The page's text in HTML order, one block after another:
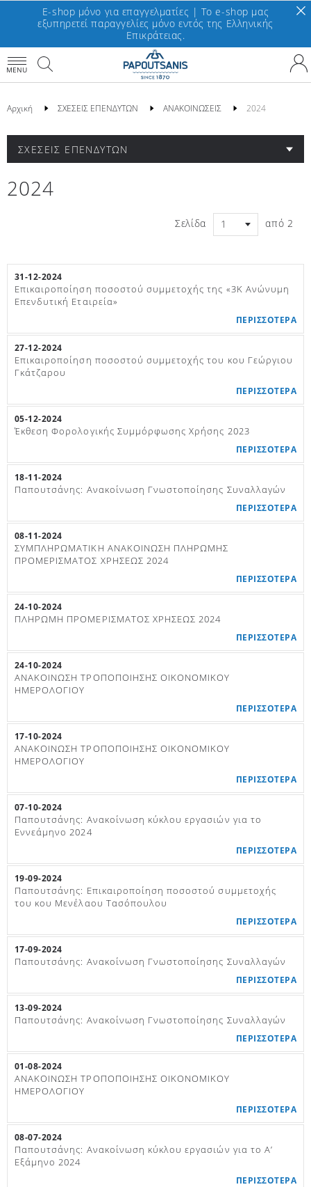
E-shop μόνο για επαγγελματίες | To e-shop μας
εξυπηρετεί παραγγελίες μόνο εντός της Ελληνικής
Επικράτειας.
MENU
Αρχική ΣΧΕΣΕΙΣ ΕΠΕΝΔΥΤΩΝ ΑΝΑΚΟΙΝΩΣΕΙΣ 2024
ΣΧΕΣΕΙΣ ΕΠΕΝΔΥΤΩΝ
2024
Σελίδα από 2
31-12-2024
Επικαιροποίηση ποσοστού συμμετοχής της «3K Ανώνυμη
Επενδυτική Εταιρεία»
ΠΕΡΙΣΣΟΤΕΡΑ
27-12-2024
Επικαιροποίηση ποσοστού συμμετοχής του κου Γεώργιου
Γκάτζαρου
ΠΕΡΙΣΣΟΤΕΡΑ
05-12-2024
Έκθεση Φορολογικής Συμμόρφωσης Χρήσης 2023
ΠΕΡΙΣΣΟΤΕΡΑ
18-11-2024
Παπουτσάνης: Ανακοίνωση Γνωστοποίησης Συναλλαγών
ΠΕΡΙΣΣΟΤΕΡΑ
08-11-2024
ΣΥΜΠΛΗΡΩΜΑΤΙΚΗ ΑΝΑΚΟΙΝΩΣΗ ΠΛΗΡΩΜΗΣ
ΠΡΟΜΕΡΙΣΜΑΤΟΣ ΧΡΗΣΕΩΣ 2024
ΠΕΡΙΣΣΟΤΕΡΑ
24-10-2024
ΠΛΗΡΩΜΗ ΠΡΟΜΕΡΙΣΜΑΤΟΣ ΧΡΗΣΕΩΣ 2024
ΠΕΡΙΣΣΟΤΕΡΑ
24-10-2024
ΑΝΑΚΟΙΝΩΣΗ ΤΡΟΠΟΠΟΙΗΣΗΣ ΟΙΚΟΝΟΜΙΚΟΥ
ΗΜΕΡΟΛΟΓΙΟΥ
ΠΕΡΙΣΣΟΤΕΡΑ
17-10-2024
ΑΝΑΚΟΙΝΩΣΗ ΤΡΟΠΟΠΟΙΗΣΗΣ ΟΙΚΟΝΟΜΙΚΟΥ
ΗΜΕΡΟΛΟΓΙΟΥ
ΠΕΡΙΣΣΟΤΕΡΑ
07-10-2024
Παπουτσάνης: Ανακοίνωση κύκλου εργασιών για το
Εννεάμηνο 2024
ΠΕΡΙΣΣΟΤΕΡΑ
19-09-2024
Παπουτσάνης: Επικαιροποίηση ποσοστού συμμετοχής
του κου Μενέλαου Τασόπουλου
ΠΕΡΙΣΣΟΤΕΡΑ
17-09-2024
Παπουτσάνης: Ανακοίνωση Γνωστοποίησης Συναλλαγών
ΠΕΡΙΣΣΟΤΕΡΑ
13-09-2024
Παπουτσάνης: Ανακοίνωση Γνωστοποίησης Συναλλαγών
ΠΕΡΙΣΣΟΤΕΡΑ
01-08-2024
ΑΝΑΚΟΙΝΩΣΗ ΤΡΟΠΟΠΟΙΗΣΗΣ ΟΙΚΟΝΟΜΙΚΟΥ
ΗΜΕΡΟΛΟΓΙΟΥ
ΠΕΡΙΣΣΟΤΕΡΑ
08-07-2024
Παπουτσάνης: Ανακοίνωση κύκλου εργασιών για το Α’
Εξάμηνο 2024
ΠΕΡΙΣΣΟΤΕΡΑ